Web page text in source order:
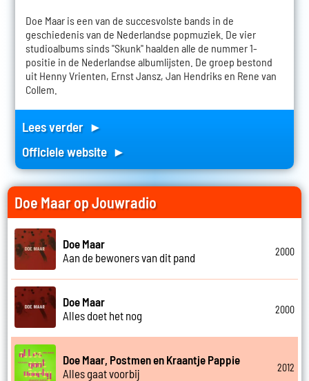
Doe Maar is een van de succesvolste bands in de
geschiedenis van de Nederlandse popmuziek. De vier
studioalbums sinds "Skunk" haalden alle de nummer 1-
positie in de Nederlandse albumlijsten. De groep bestond
uit Henny Vrienten, Ernst Jansz, Jan Hendriks en Rene van
Collem.
Lees verder ►
Officiele website ►
Doe Maar op Jouwradio
Doe Maar
Aan de bewoners van dit pand
2000
Doe Maar
Alles doet het nog
2000
Doe Maar, Postmen en Kraantje Pappie
Alles gaat voorbij
2012